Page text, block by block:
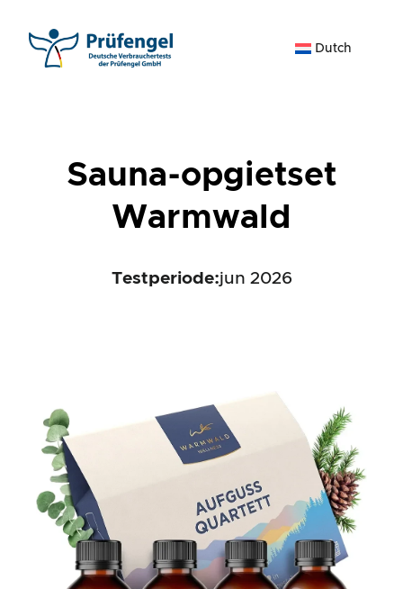
naar
Dutch
Sauna-opgietset
Warmwald
Testperiode:jun 2026